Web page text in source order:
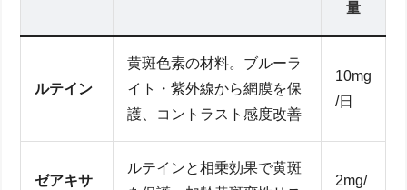
量
ルテイン
黄斑色素の材料。ブルーラ
イト・紫外線から網膜を保
護、コントラスト感度改善
10mg
/日
ゼアキサ
ルテインと相乗効果で黄斑
2mg/